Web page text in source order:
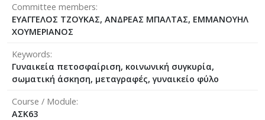
Committee members
ΕΥΑΓΓΕΛΟΣ ΤΖΟΥΚΑΣ, ΑΝΔΡΕΑΣ ΜΠΑΛΤΑΣ, ΕΜΜΑΝΟΥΗΛ
ΧΟΥΜΕΡΙΑΝΟΣ
Keywords
Γυναικεία πετοσφαίριση, κοινωνική συγκυρία,
σωματική άσκηση, μεταγραφές, γυναικείο φύλο
Course / Module
ΑΣΚ63